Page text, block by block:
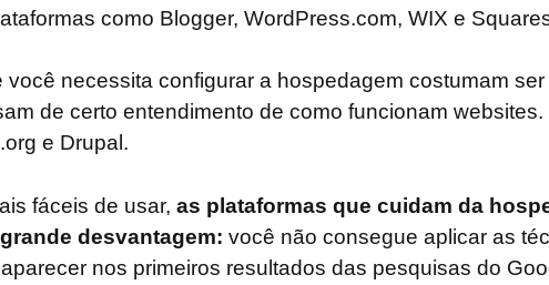
como Blogger, WordPress.com, WIX e
você necessita configurar a hospedagem costumam ser
de certo entendimento de como funcionam websites.
e Drupal.
fáceis de usar, as plataformas que cuidam da
desvantagem: você não consegue aplicar as
nos primeiros resultados das pesquisas do